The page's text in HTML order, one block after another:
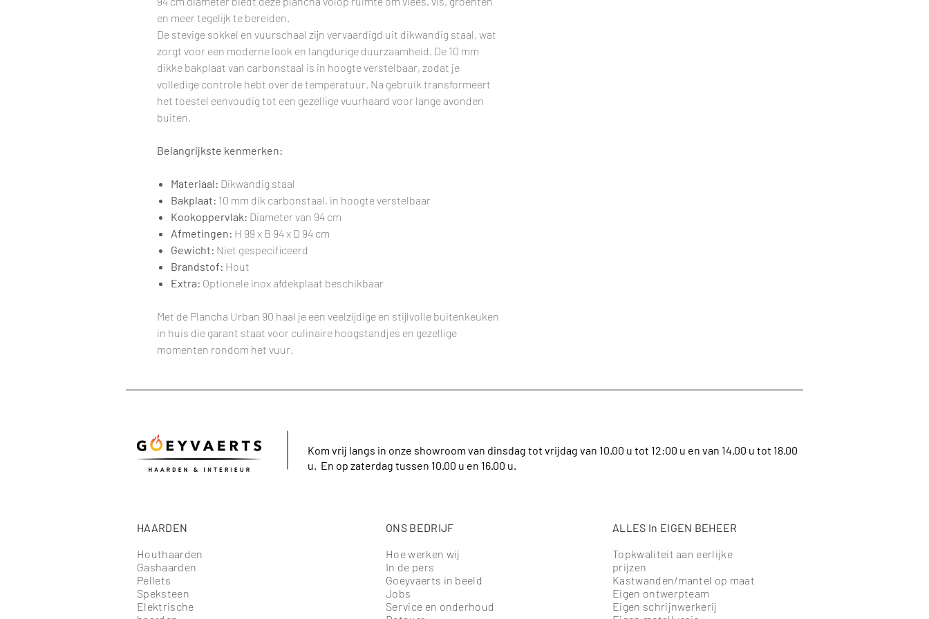
en meer tegelijk te bereiden.
De stevige sokkel en vuurschaal zijn vervaardigd uit dikwandig staal, wat
zorgt voor een moderne look en langdurige duurzaamheid. De 10 mm
dikke bakplaat van carbonstaal is in hoogte verstelbaar, zodat je
volledige controle hebt over de temperatuur. Na gebruik transformeert
het toestel eenvoudig tot een gezellige vuurhaard voor lange avonden
buiten.
Belangrijkste kenmerken:
Materiaal: Dikwandig staal
Bakplaat: 10 mm dik carbonstaal, in hoogte verstelbaar
Kookoppervlak: Diameter van 94 cm
Afmetingen: H 99 x B 94 x D 94 cm
Gewicht: Niet gespecificeerd
Brandstof: Hout
Extra: Optionele inox afdekplaat beschikbaar
Met de Plancha Urban 90 haal je een veelzijdige en stijlvolle buitenkeuken
in huis die garant staat voor culinaire hoogstandjes en gezellige
momenten rondom het vuur.
Kom vrij langs in onze showroom van dinsdag tot vrijdag van 10.00 u tot 12:00 u en van 14.00 u tot 18.00
u. En op zaterdag tussen 10.00 u en 16.00 u.
HAARDEN
Houthaarden
Gashaarden
Pellets
Speksteen
Elektrische
ONS BEDRIJF
Hoe werken wij
In de pers
Goeyvaerts in beeld
Jobs
Service en onderhoud
ALLES In EIGEN BEHEER
Topkwaliteit aan eerlijke
prijzen
Kastwanden/mantel op maat
Eigen ontwerpteam
Eigen schrijnwerkerij